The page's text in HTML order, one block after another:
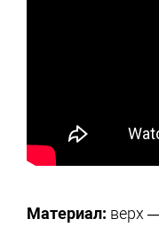
Материал: верх